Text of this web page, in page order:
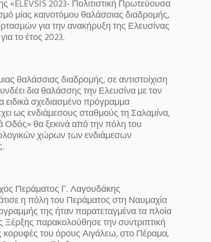
«ELEVSIS 2023- Πολιτιστική Πρωτεύουσα
μίας καινοτόμου θαλάσσιας διαδρομής,
για την ανακήρυξη της Ελευσίνας
το έτος 2023.
θαλάσσιας διαδρομής, σε αντιστοίχιση
δια θαλάσσης την Ελευσίνα με τον
ειδικά σχεδιασμένο πρόγραμμα
ως ενδιάμεσους σταθμούς τη Σαλαμίνα,
Οδός» θα ξεκινά από την πόλη του
χώρων των ενδιάμεσων
Περάματος Γ. Λαγουδάκης
η πόλη του Περάματος στη Ναυμαχία
της ήταν παρατεταγμένα τα πλοία
παρακολούθησε την συντριπτική
κορυφές του όρους Αιγάλεω, στο Πέραμα,